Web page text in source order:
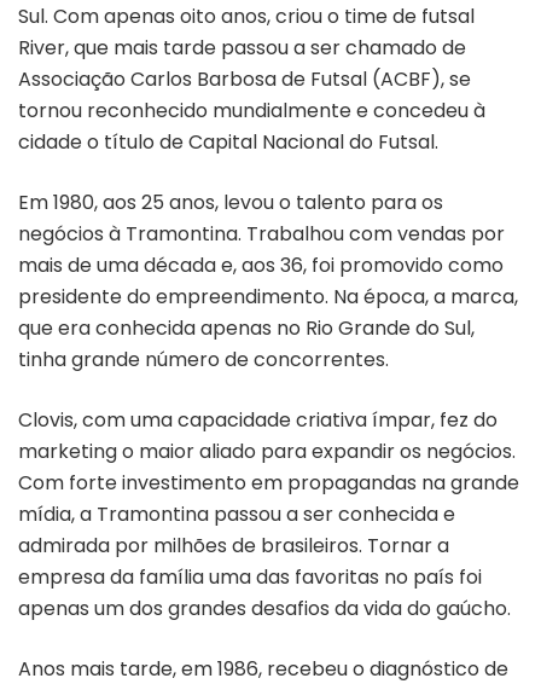
Sul. Com apenas oito anos, criou o time de futsal
River, que mais tarde passou a ser chamado de
Associação Carlos Barbosa de Futsal (ACBF), se
tornou reconhecido mundialmente e concedeu à
cidade o título de Capital Nacional do Futsal.
Em 1980, aos 25 anos, levou o talento para os
negócios à Tramontina. Trabalhou com vendas por
mais de uma década e, aos 36, foi promovido como
presidente do empreendimento. Na época, a marca,
que era conhecida apenas no Rio Grande do Sul,
tinha grande número de concorrentes.
Clovis, com uma capacidade criativa ímpar, fez do
marketing o maior aliado para expandir os negócios.
Com forte investimento em propagandas na grande
mídia, a Tramontina passou a ser conhecida e
admirada por milhões de brasileiros. Tornar a
empresa da família uma das favoritas no país foi
apenas um dos grandes desafios da vida do gaúcho.
Anos mais tarde, em 1986, recebeu o diagnóstico de